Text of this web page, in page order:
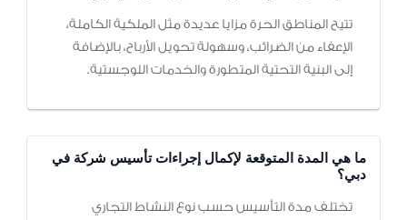
تتيح المناطق الحرة مزايا عديدة مثل الملكية الكاملة،
الإعفاء من الضرائب، وسهولة تحويل الأرباح، بالإضافة
إلى البنية التحتية المتطورة والخدمات اللوجستية.
ما هي المدة المتوقعة لإكمال إجراءات تأسيس شركة في
دبي؟
تختلف مدة التأسيس حسب نوع النشاط التجاري